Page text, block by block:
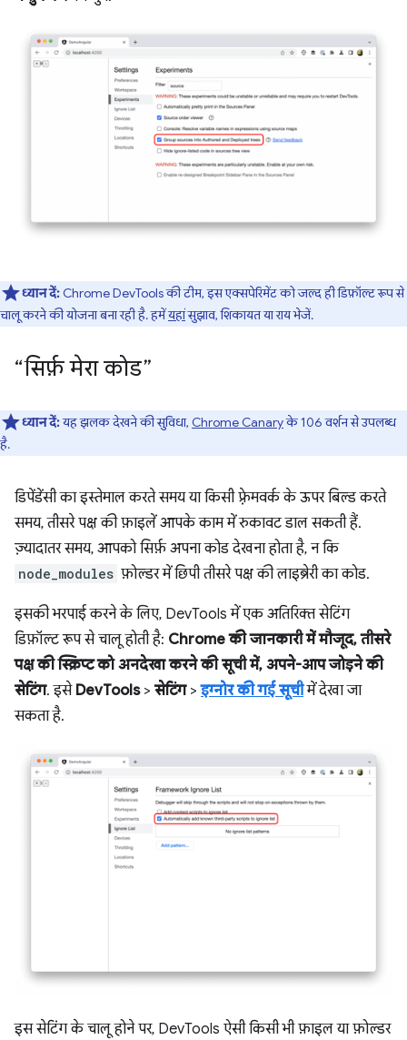
ध्यान दें: Chrome DevTools की टीम, इस एक्सपेरिमेंट को जल्द ही डिफ़ॉल्ट रूप से
चालू करने की योजना बना रही है. हमेंयहांसुझाव, शिकायत या राय भेजें.
“सिर्फ़ मेरा कोड”
ध्यान दें:यह झलक देखने की सुविधा, Chrome Canaryके 106 वर्शन से उपलब्ध
है.
डिपेंडेंसी का इस्तेमाल करते समय या किसी फ़्रेमवर्क के ऊपर बिल्ड करते
समय, तीसरे पक्ष की फ़ाइलें आपके काम में रुकावट डाल सकती हैं.
ज़्यादातर समय, आपको सिर्फ़ अपना कोड देखना होता है, न कि
node_modules फ़ोल्डर में छिपी तीसरे पक्ष की लाइब्रेरी का कोड.
इसकी भरपाई करने के लिए, DevTools में एक अतिरिक्त सेटिंग
डिफ़ॉल्ट रूप से चालू होती है: Chrome की जानकारी में मौजूद, तीसरे
पक्ष की स्क्रिप्ट को अनदेखा करने की सूची में, अपने-आप जोड़ने की
सेटिंग. इसे DevTools> सेटिंग>इग्नोर की गई सूचीमें देखा जा
सकता है.
इस सेटिंग के चालू होने पर, DevTools ऐसी किसी भी फ़ाइल या फ़ोल्डर